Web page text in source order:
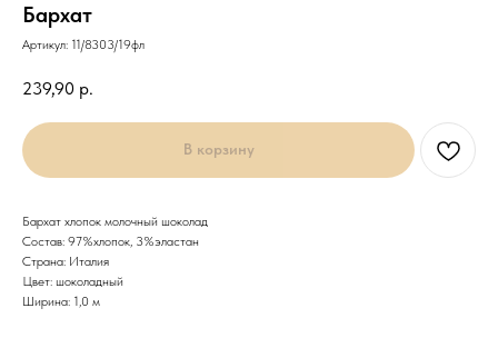
Бархат
Артикул: 11/8303/19фл
239,90 р.
В корзину
Бархат хлопок молочный шоколад
Состав: 97%хлопок, 3%эластан
Страна: Италия
Цвет: шоколадный
Ширина: 1,0 м